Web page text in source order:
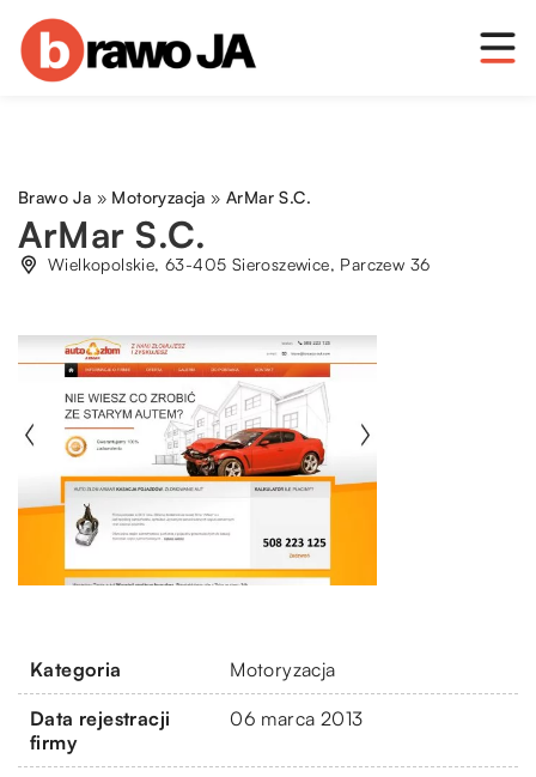
Brawo Ja » Motoryzacja »ArMar S.C.
ArMar S.C.
Wielkopolskie, 63-405 Sieroszewice, Parczew 36
Kategoria Motoryzacja
Data rejestracji
firmy
06 marca 2013